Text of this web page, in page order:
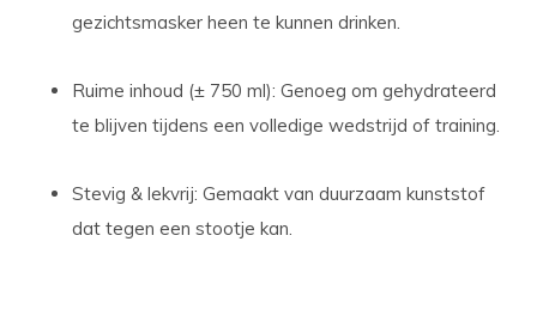
gezichtsmasker heen te kunnen drinken.
Ruime inhoud (± 750 ml): Genoeg om gehydrateerd
te blijven tijdens een volledige wedstrijd of training.
Stevig & lekvrij: Gemaakt van duurzaam kunststof
dat tegen een stootje kan.